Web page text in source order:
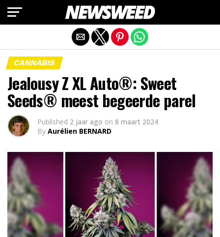
CANNABIS
Jealousy Z XL Auto®: Sweet
Seeds® meest begeerde parel
Published 2 jaar ago on 8 maart 2024
By Aurélien BERNARD
Mobiele versie afsluiten